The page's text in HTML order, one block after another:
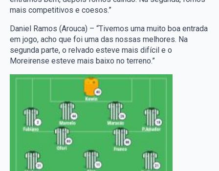
mais competitivos e coesos.”
Daniel Ramos (Arouca) – “Tivemos uma muito boa entrada
em jogo, acho que foi uma das nossas melhores. Na
segunda parte, o relvado esteve mais difícil e o
Moreirense esteve mais baixo no terreno.”